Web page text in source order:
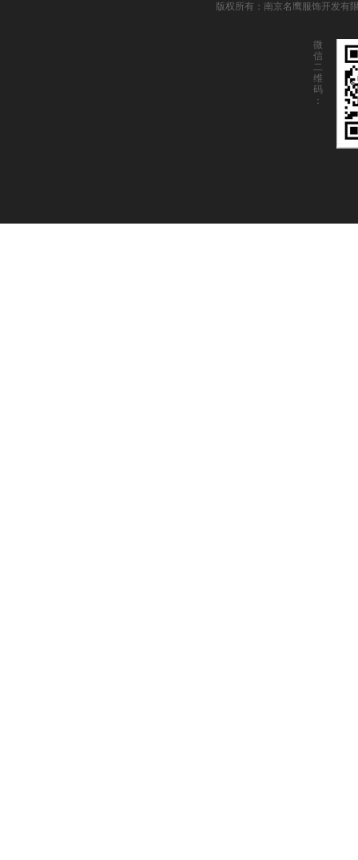
版权所有：南京名鹰服饰开发有
微
信
二
维
码
：